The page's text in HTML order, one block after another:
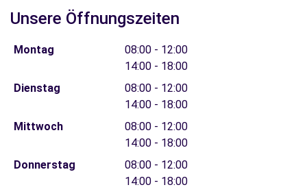
Unsere Öffnungszeiten
Montag
08:00 - 12:00
14:00 - 18:00
Dienstag
08:00 - 12:00
14:00 - 18:00
Mittwoch
08:00 - 12:00
14:00 - 18:00
Donnerstag
08:00 - 12:00
14:00 - 18:00